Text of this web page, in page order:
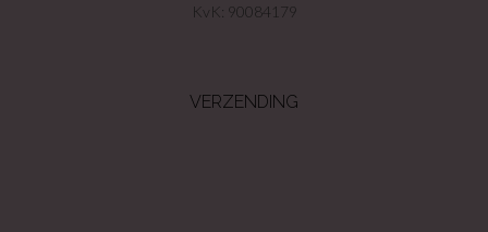
KvK: 90084179
VERZENDING